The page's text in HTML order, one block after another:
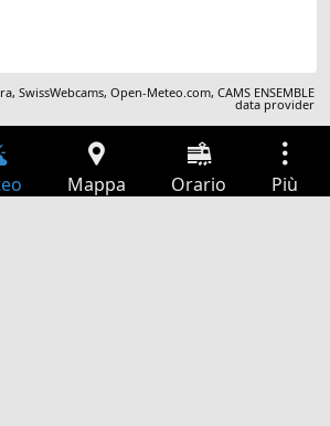
,SwissWebcams,Open-Meteo.com,CAMS ENSEMBLE
data provider
Mappa Orario Più